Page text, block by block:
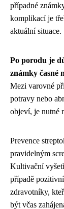
případné
komplikací je
aktuální situace.
Po porodu je
známky časné
Mezi varovné
potravy nebo
objeví, je nutné
Prevence
pravidelným
Kultivační
případě
zdravotníky,
být včas